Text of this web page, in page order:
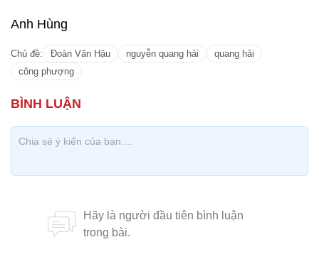
Anh Hùng
Chủ đề: Đoàn Văn Hậu nguyễn quang hải
quang hải
công phượng